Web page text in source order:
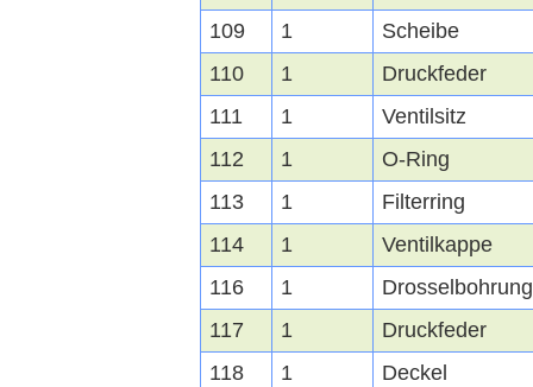
109
1
Scheibe
110
1
Druckfeder
111
1
Ventilsitz
112
1
O-Ring
113
1
Filterring
114
1
Ventilkappe
116
1
Drosselbohrung
117
1
Druckfeder
118
1
Deckel